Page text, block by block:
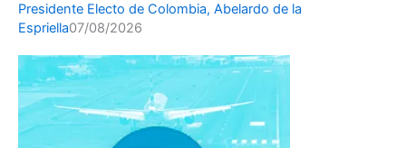
Presidente Electo de Colombia, Abelardo de la
Espriella07/08/2026